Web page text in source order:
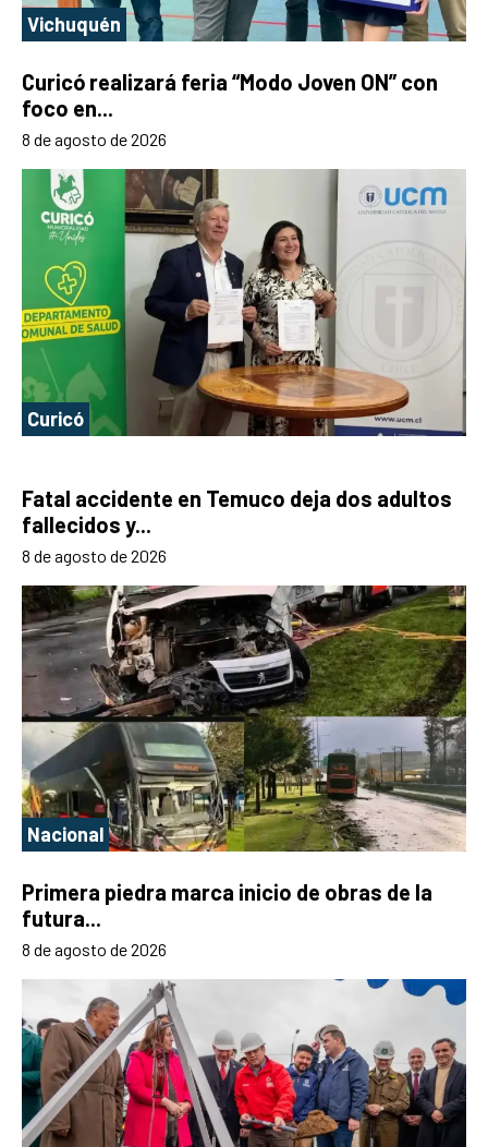
Vichuquén
Curicó realizará feria “Modo Joven ON” con
foco en...
8 de agosto de 2026
Curicó
Fatal accidente en Temuco deja dos adultos
fallecidos y...
8 de agosto de 2026
Nacional
Primera piedra marca inicio de obras de la
futura...
8 de agosto de 2026